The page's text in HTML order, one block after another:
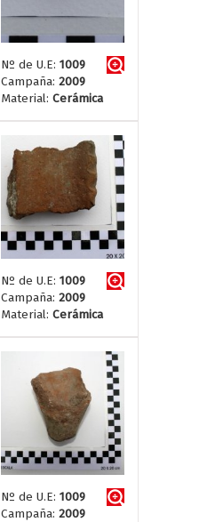
Nº de U.E: 1009
Campaña: 2009
Material: Cerámica
Nº de U.E: 1009
Campaña: 2009
Material: Cerámica
Nº de U.E: 1009
Campaña: 2009